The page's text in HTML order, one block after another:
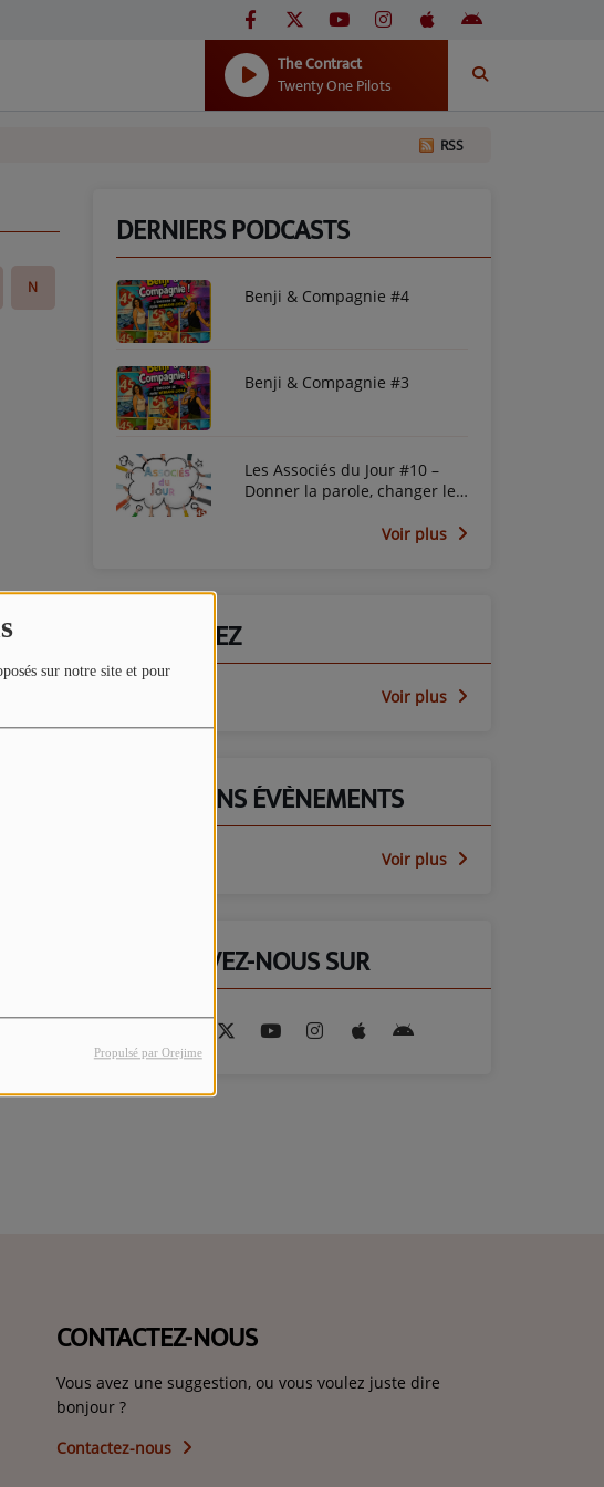
sur notre site et pour
Propulsé par Orejime
The Contract
Twenty One Pilots
RSS
N
DERNIERS PODCASTS
Benji & Compagnie #4
Benji & Compagnie #3
Les Associés du Jour #10 –
Donner la parole, changer le
Voir plus
PARTICIPEZ
Voir plus
PROCHAINS ÉVÈNEMENTS
Voir plus
RETROUVEZ-NOUS SUR
CONTACTEZ-NOUS
Vous avez une suggestion, ou vous voulez juste dire
bonjour ?
Contactez-nous